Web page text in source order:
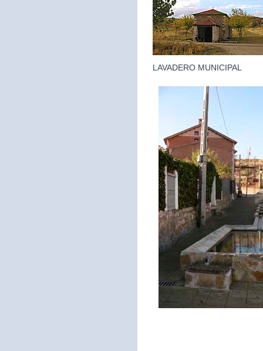
LAVADERO MUNICIPAL